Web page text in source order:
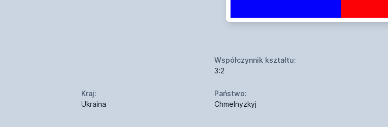
Współczynnik kształtu:
3:2
Kraj:
Ukraina
Państwo:
Chmelnyzkyj